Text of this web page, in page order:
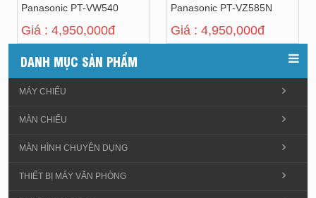
Panasonic PT-VW540
Giá : 4,950,000đ
Panasonic PT-VZ585N
Giá : 4,950,000đ
DANH MỤC SẢN PHẨM
MÁY CHIẾU
MÀN CHIẾU
MÀN HÌNH CHUYÊN DỤNG
THIẾT BỊ MÁY VĂN PHÒNG